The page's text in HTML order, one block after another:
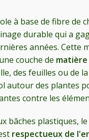
à base de fibre de
durable qui a
années. Cette
couche de
des feuilles ou de la
autour des plantes
contre les
bâches plastiques,
respectueux de